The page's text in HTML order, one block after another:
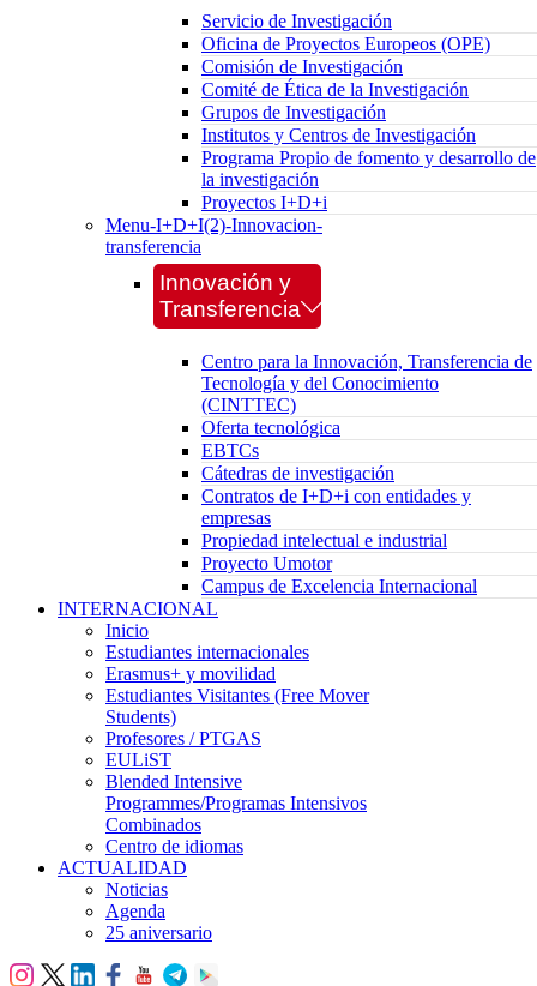
Servicio de Investigación
Oficina de Proyectos Europeos (OPE)
Comisión de Investigación
Comité de Ética de la Investigación
Grupos de Investigación
Institutos y Centros de Investigación
Programa Propio de fomento y desarrollo de
la investigación
Proyectos I+D+i
Menu-I+D+I(2)-Innovacion-
transferencia
Innovación y
Transferencia
Centro para la Innovación, Transferencia de
Tecnología y del Conocimiento
(CINTTEC)
Oferta tecnológica
EBTCs
Cátedras de investigación
Contratos de I+D+i con entidades y
empresas
Propiedad intelectual e industrial
Proyecto Umotor
Campus de Excelencia Internacional
INTERNACIONAL
Inicio
Estudiantes internacionales
Erasmus+ y movilidad
Estudiantes Visitantes (Free Mover
Students)
Profesores / PTGAS
EULiST
Blended Intensive
Programmes/Programas Intensivos
Combinados
Centro de idiomas
ACTUALIDAD
Noticias
Agenda
25 aniversario